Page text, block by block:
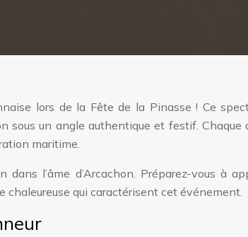
lors de la Fête de la Pinasse ! Ce
sous un angle authentique et festif.
maritime.
l’âme d’Arcachon. Préparez-vous à
chaleureuse qui caractérisent cet événement.